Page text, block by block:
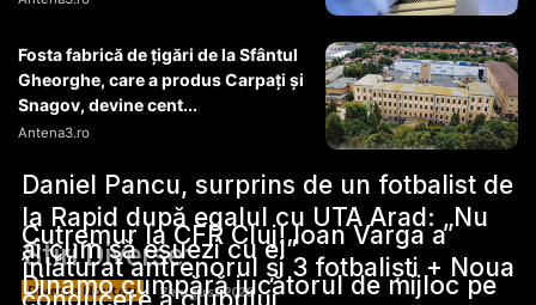
Fosta fabrică de țigări de la Sfântul
Gheorghe, care a produs Carpați și
Snagov, devine cent...
Antena3.ro
Stiri Diverse:
Daniel Pancu, surprins de un fotbalist de
la Rapid după egalul cu UTA Arad: „Nu
ai cum să eșuezi cu el”
Diverse Noutati 7 august 2026
Cutremur la CFR Cluj! Ioan Varga a
înlăturat antrenorul și 3 fotbaliști + Noua
Dinamo cumpără jucătorul de mijloc pe